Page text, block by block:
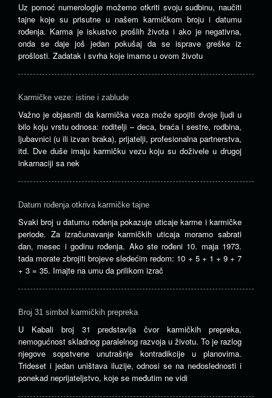
Uz pomoć numerologije možemo otkriti svoju sudbinu, naučiti
tajne koje su prisutne u našem karmičkom broju i datumu
rođenja. Karma je iskustvo prošlih života i ako je negativna,
onda se daje još jedan pokušaj da se isprave greške iz
prošlosti. Zadatak i svrha koje imamo u ovom životu
Karmičke veze: istine i zablude
Važno je objasniti da karmička veza može spojiti dvoje ljudi u
bilo koju vrstu odnosa: roditelji – deca, braća i sestre, rodbina,
ljubavnici (u ili izvan braka), prijatelji, profesionalna partnerstva,
itd. Dve duše imaju karmičku vezu koju su doživele u drugoj
inkarnaciji sa nek
Datum rođenja otkriva karmičke tajne
Svaki broj u datumu rođenja pokazuje uticaje karme i karmičke
periode. Za izračunavanje karmičkih uticaja moramo sabrati
dan, mesec i godinu rođenja. Ako ste rođeni 10. maja 1973.
tada morate zbrojiti brojeve sledećim redom: 10 + 5 + 1 + 9 + 7
+ 3 = 35. Imajte na umu da prilikom izrač
Broj 31 simbol karmičkih prepreka
U Kabali broj 31 predstavlja čvor karmičkih prepreka,
nemogućnost skladnog paralelnog razvoja u životu. To je razlog
njegove sopstvene unutrašnje kontradikcije u planovima.
Trideset i jedan uništava iluzije, odnosi se na nedoslednosti i
ponekad neprijateljstvo, koje se međutim ne vidi